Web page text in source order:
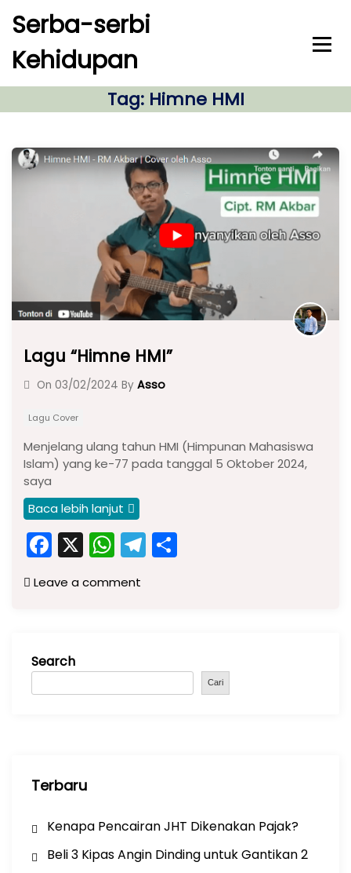
c
Serba-serbi
Kehidupan
Tag: Himne HMI
Lagu “Himne HMI”
On 03/02/2024 By Asso
Lagu Cover
Menjelang ulang tahun HMI (Himpunan Mahasiswa
Islam) yang ke-77 pada tanggal 5 Oktober 2024,
saya
Baca lebih lanjut
F
a
c
o
o
X W
h
a
p
p
T
el
m
Leave a comment
Search
Cari
Terbaru
Kenapa Pencairan JHT Dikenakan Pajak?
Beli 3 Kipas Angin Dinding untuk Gantikan 2